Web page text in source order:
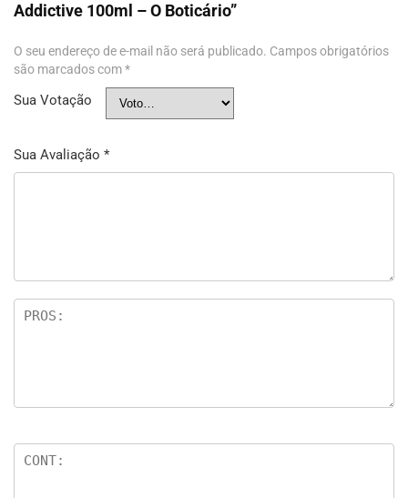
Addictive 100ml – O Boticário”
O seu endereço de e-mail não será publicado. Campos obrigatórios
são marcados com*
Sua Votação
Sua Avaliação *